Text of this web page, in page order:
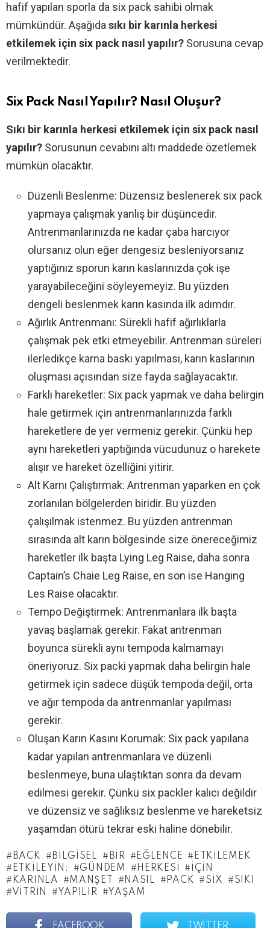
hafif yapılan sporla da six pack sahibi olmak
mümkündür. Aşağıdasıkı bir karınla herkesi
etkilemek için six pack nasıl yapılır? Sorusuna cevap
verilmektedir.
Six Pack Nasıl Yapılır? Nasıl Oluşur?
Sıkı bir karınla herkesi etkilemek için six pack nasıl
yapılır? Sorusunun cevabını altı maddede özetlemek
mümkün olacaktır.
Düzenli Beslenme: Düzensiz beslenerek six pack
yapmaya çalışmak yanlış bir düşüncedir.
Antrenmanlarınızda ne kadar çaba harcıyor
olursanız olun eğer dengesiz besleniyorsanız
yaptığınız sporun karın kaslarınızda çok işe
yarayabileceğini söyleyemeyiz. Bu yüzden
dengeli beslenmek karın kasında ilk adımdır.
Ağırlık Antrenmanı: Sürekli hafif ağırlıklarla
çalışmak pek etki etmeyebilir. Antrenman süreleri
ilerledikçe karna baskı yapılması, karın kaslarının
oluşması açısından size fayda sağlayacaktır.
Farklı hareketler: Six pack yapmak ve daha belirgin
hale getirmek için antrenmanlarınızda farklı
hareketlere de yer vermeniz gerekir. Çünkü hep
aynı hareketleri yaptığında vücudunuz o harekete
alışır ve hareket özelliğini yitirir.
Alt Karnı Çalıştırmak: Antrenman yaparken en çok
zorlanılan bölgelerden biridir. Bu yüzden
çalışılmak istenmez. Bu yüzden antrenman
sırasında alt karın bölgesinde size önereceğimiz
hareketler ilk başta Lying Leg Raise, daha sonra
Captain’s Chaie Leg Raise, en son ise Hanging
Les Raise olacaktır.
Tempo Değiştirmek: Antrenmanlara ilk başta
yavaş başlamak gerekir. Fakat antrenman
boyunca sürekli aynı tempoda kalmamayı
öneriyoruz. Six packi yapmak daha belirgin hale
getirmek için sadece düşük tempoda değil, orta
ve ağır tempoda da antrenmanlar yapılması
gerekir.
Oluşan Karın Kasını Korumak: Six pack yapılana
kadar yapılan antrenmanlara ve düzenli
beslenmeye, buna ulaştıktan sonra da devam
edilmesi gerekir. Çünkü six packler kalıcı değildir
ve düzensiz ve sağlıksız beslenme ve hareketsiz
yaşamdan ötürü tekrar eski haline dönebilir.
BACK BILGISEL BIR EĞLENCE
ETKILEMEK
ETKILEYIN;
GÜNDEM HERKESI
İÇIN
KARINLA
MANŞET NASIL PACK SIX
SIKI
VITRIN
YAPILIR YAŞAM